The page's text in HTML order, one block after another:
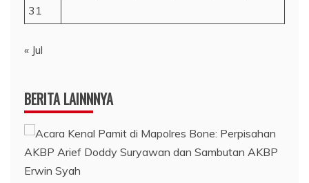
31
« Jul
BERITA LAINNNYA